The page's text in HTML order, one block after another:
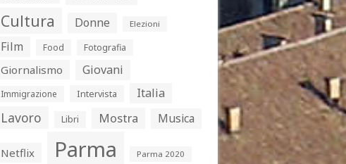
Cultura Donne Elezioni
Film Food Fotografia
Giornalismo Giovani
Immigrazione Intervista Italia
Lavoro Libri Mostra Musica
Netflix Parma Parma 2020